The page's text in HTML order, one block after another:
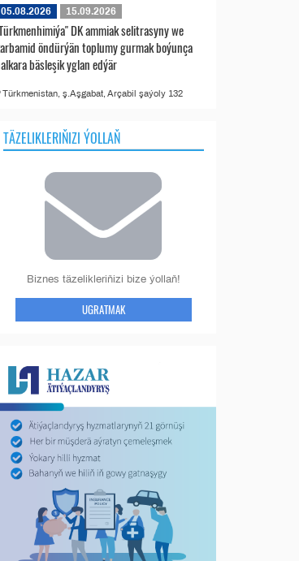
05.08.2026 15.09.2026
DK ammiak selitrasyny we
öndürýän toplumy gurmak boýunça
bäsleşik yglan edýär
Türkmenistan, ş.Aşgabat, Arçabil şaýoly 132
TÄZELIKLERIŇIZI ÝOLLAŇ
Biznes täzelikleriňizi bize ýollaň!
UGRATMAK